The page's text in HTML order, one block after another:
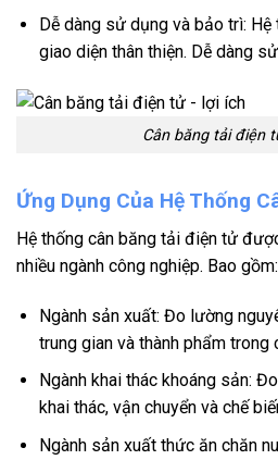
Dễ dàng sử dụng và bảo trì:
giao diện thân thiện. Dễ dàng
Cân băng tải điện
Ứng Dụng Của Hệ Thống
Hệ thống cân băng tải điện tử
nhiều ngành công nghiệp. Bao gồm:
Ngành sản xuất: Đo lường
trung gian và thành phẩm trong
Ngành khai thác khoáng sản:
khai thác, vận chuyển và chế
Ngành sản xuất thức ăn chăn